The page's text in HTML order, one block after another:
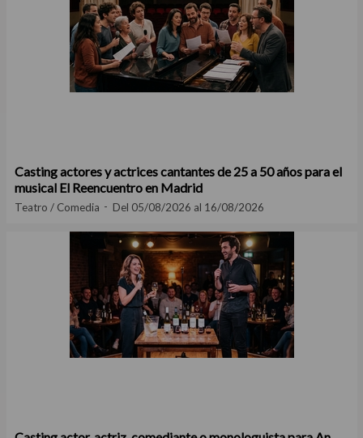
Casting actores y actrices cantantes de 25 a 50 años para el
musical El Reencuentro en Madrid
Teatro / Comedia Del 05/08/2026 al 16/08/2026